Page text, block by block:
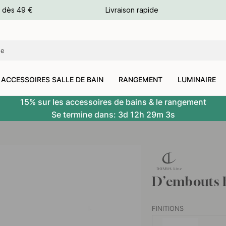
dès 49 € Livraison rapide
ACCESSOIRES SALLE DE BAIN RANGEMENT LUMINAIRE
15% sur les accessoires de bains & le rangement
Se termine dans: 3d 12h 29m 2s
D’embouts
FINITIONS